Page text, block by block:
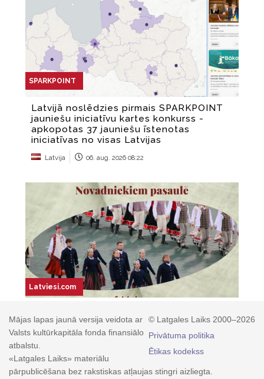
© Latgales Laiks 2000–2026
Privātuma politika
Ētikas kodekss
Mājas lapas jaunā versija veidota ar
Valsts kultūrkapitāla fonda finansiālo
atbalstu.
«Latgales Laiks» materiālu
pārpublicēšana bez rakstiskas atļaujas stingri aizliegta.